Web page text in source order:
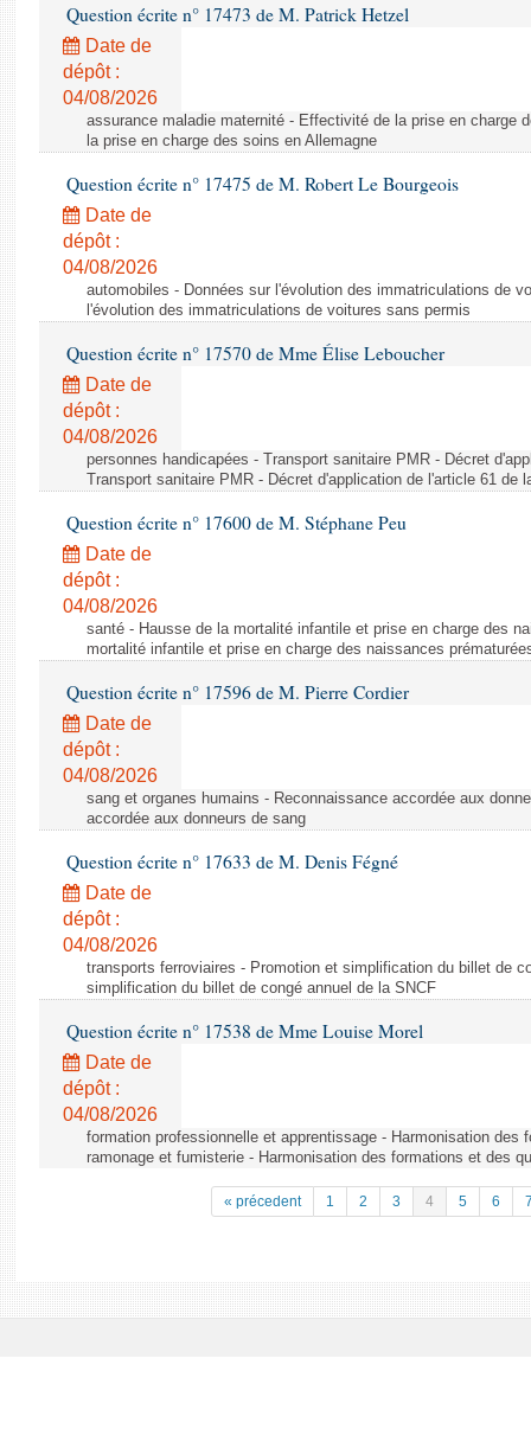
Question écrite n° 17473 de M. Patrick Hetzel
Date de
dépôt :
04/08/2026
assurance maladie maternité - Effectivité de la prise en charge
la prise en charge des soins en Allemagne
Question écrite n° 17475 de M. Robert Le Bourgeois
Date de
dépôt :
04/08/2026
automobiles - Données sur l'évolution des immatriculations de
l'évolution des immatriculations de voitures sans permis
Question écrite n° 17570 de Mme Élise Leboucher
Date de
dépôt :
04/08/2026
personnes handicapées - Transport sanitaire PMR - Décret
Transport sanitaire PMR - Décret d'application de l'article 61 de
Question écrite n° 17600 de M. Stéphane Peu
Date de
dépôt :
04/08/2026
santé - Hausse de la mortalité infantile et prise en charge des
mortalité infantile et prise en charge des naissances
Question écrite n° 17596 de M. Pierre Cordier
Date de
dépôt :
04/08/2026
sang et organes humains - Reconnaissance accordée aux
accordée aux donneurs de sang
Question écrite n° 17633 de M. Denis Fégné
Date de
dépôt :
04/08/2026
transports ferroviaires - Promotion et simplification du billet de
simplification du billet de congé annuel de la SNCF
Question écrite n° 17538 de Mme Louise Morel
Date de
dépôt :
04/08/2026
formation professionnelle et apprentissage - Harmonisation des
ramonage et fumisterie - Harmonisation des formations et des
« précedent 1 2 3 4 5 6